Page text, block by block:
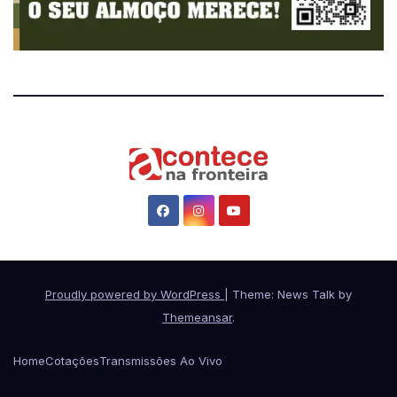
Proudly powered by WordPress
Theme: News Talk by
Themeansar.
HomeCotaçõesTransmissões Ao Vivo